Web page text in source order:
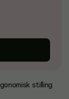
stilling